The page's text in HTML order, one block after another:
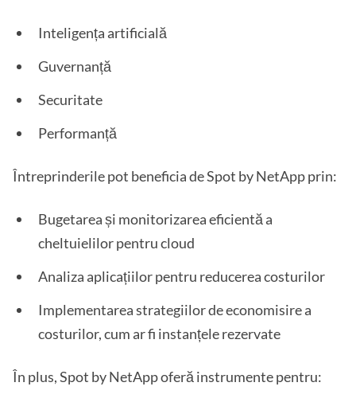
Inteligența artificială
Guvernanță
Securitate
Performanță
Întreprinderile pot beneficia de Spot by NetApp prin:
Bugetarea și monitorizarea eficientă a
cheltuielilor pentru cloud
Analiza aplicațiilor pentru reducerea costurilor
Implementarea strategiilor de economisire a
costurilor, cum ar fi instanțele rezervate
În plus, Spot by NetApp oferă instrumente pentru: